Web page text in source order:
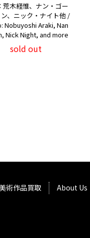
荒木経惟、ナン・ゴー
、ニック・ナイト他 /
Nobuyoshi Araki, Nan
Nick Night, and more
sold out
術作品買取 About Us